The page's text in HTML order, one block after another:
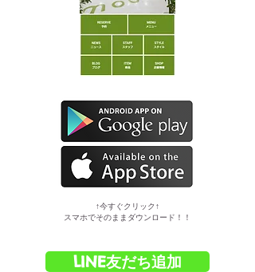
​↑今すぐクリック↑
スマホでそのままダウンロード！！
LINE友だち追加